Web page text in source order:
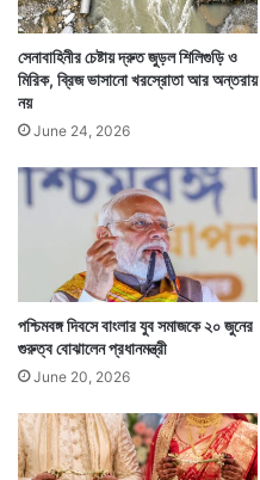
সেনাবাহিনীর চেষ্টায় দ্রুত জুড়ল শিলিগুড়ি ও
মিরিক, ব্রিজ ভাসানো খরস্রোতা আর অন্তরায়
নয়
June 24, 2026
পশ্চিমবঙ্গ দিবসে বাংলার যুব সমাজকে ২০ জুনের
গুরুত্ব বোঝালেন প্রধানমন্ত্রী
June 20, 2026